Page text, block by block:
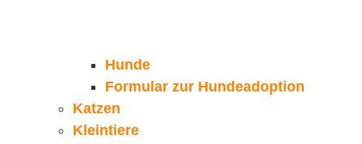
Hunde
Formular zur Hundeadoption
Katzen
Kleintiere